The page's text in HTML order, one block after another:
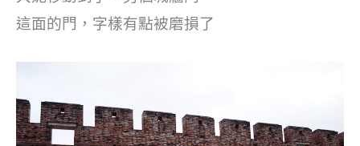
這面的門，字樣有點被磨損了